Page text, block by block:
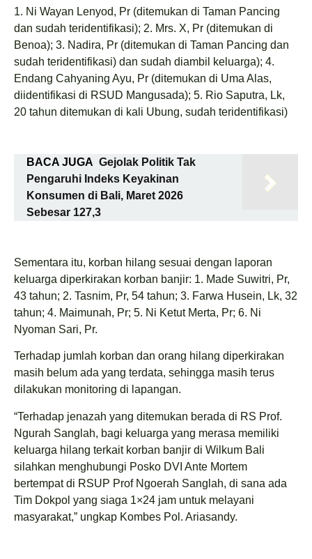
1. Ni Wayan Lenyod, Pr (ditemukan di Taman Pancing
dan sudah teridentifikasi); 2. ⁠Mrs. X, Pr (ditemukan di
Benoa); 3. ⁠Nadira, Pr (ditemukan di Taman Pancing dan
sudah teridentifikasi) dan sudah diambil keluarga); 4.
⁠Endang Cahyaning Ayu, Pr (ditemukan di Uma Alas,
diidentifikasi di RSUD Mangusada); 5. Rio Saputra, Lk,
20 tahun ditemukan di kali Ubung, sudah teridentifikasi)
BACA JUGA Gejolak Politik Tak
Pengaruhi Indeks Keyakinan
Konsumen di Bali, Maret 2026
Sebesar 127,3
Sementara itu, korban hilang sesuai dengan laporan
keluarga diperkirakan korban banjir: 1. Made Suwitri, Pr,
43 tahun; 2. ⁠Tasnim, Pr, 54 tahun; 3. ⁠Farwa Husein, Lk, 32
tahun; 4. ⁠Maimunah, Pr; 5. ⁠Ni Ketut Merta, Pr; 6. ⁠Ni
Nyoman Sari, Pr.
Terhadap jumlah korban dan orang hilang diperkirakan
masih belum ada yang terdata, sehingga masih terus
dilakukan monitoring di lapangan.
“Terhadap jenazah yang ditemukan berada di RS Prof.
Ngurah Sanglah, bagi keluarga yang merasa memiliki
keluarga hilang terkait korban banjir di Wilkum Bali
silahkan menghubungi Posko DVI Ante Mortem
bertempat di RSUP Prof Ngoerah Sanglah, di sana ada
Tim Dokpol yang siaga 1×24 jam untuk melayani
masyarakat,” ungkap Kombes Pol. Ariasandy.